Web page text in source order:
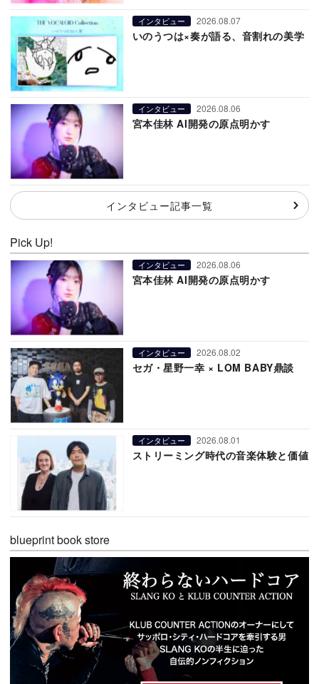
インタビュー 2026.08.07
いのうつは×奏が語る、音割れの美学
インタビュー 2026.08.06
宮本佳林 AI開発の原点明かす
インタビュー記事一覧
Pick Up!
インタビュー 2026.08.06
宮本佳林 AI開発の原点明かす
インタビュー 2026.08.02
セガ・星野一幸 × LOM BABY鼎談
インタビュー 2026.08.01
ストリーミング時代の音楽体験と価値
blueprint book store